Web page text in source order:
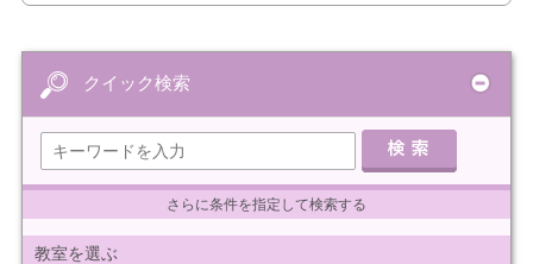
クイック検索
さらに条件を指定して検索する
教室を選ぶ